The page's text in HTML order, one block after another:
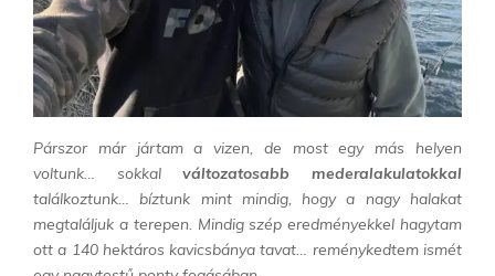
Párszor már jártam a vizen, de most egy más helyen
voltunk… sokkalváltozatosabb mederalakulatokkal
találkoztunk… bíztunk mint mindig, hogy a nagy halakat
megtaláljuk a terepen. Mindig szép eredményekkel hagytam
ott a 140 hektáros kavicsbánya tavat… reménykedtem ismét